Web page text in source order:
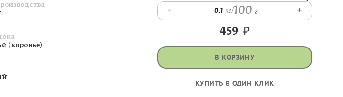
– 0.1 кг/100г +
459 ₽
В КОРЗИНУ
КУПИТЬ В ОДИН КЛИК
(коровье)